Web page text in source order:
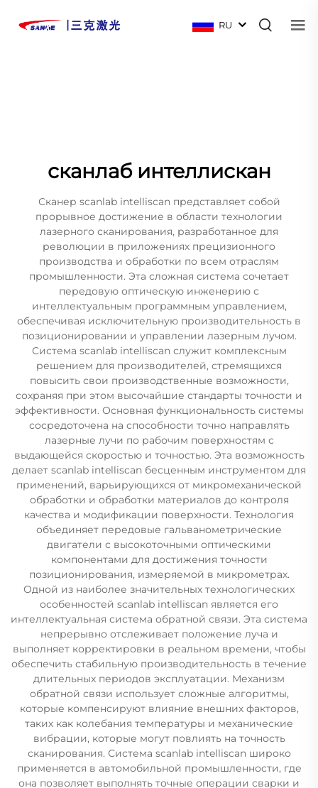
RU
сканлаб интеллискан
Сканер scanlab intelliscan представляет собой
прорывное достижение в области технологии
лазерного сканирования, разработанное для
революции в приложениях прецизионного
производства и обработки по всем отраслям
промышленности. Эта сложная система сочетает
передовую оптическую инженерию с
интеллектуальным программным управлением,
обеспечивая исключительную производительность в
позиционировании и управлении лазерным лучом.
Система scanlab intelliscan служит комплексным
решением для производителей, стремящихся
повысить свои производственные возможности,
сохраняя при этом высочайшие стандарты точности и
эффективности. Основная функциональность системы
сосредоточена на способности точно направлять
лазерные лучи по рабочим поверхностям с
выдающейся скоростью и точностью. Эта возможность
делает scanlab intelliscan бесценным инструментом для
применений, варьирующихся от микромеханической
обработки и обработки материалов до контроля
качества и модификации поверхности. Технология
объединяет передовые гальванометрические
двигатели с высокоточными оптическими
компонентами для достижения точности
позиционирования, измеряемой в микрометрах.
Одной из наиболее значительных технологических
особенностей scanlab intelliscan является его
интеллектуальная система обратной связи. Эта система
непрерывно отслеживает положение луча и
выполняет корректировки в реальном времени, чтобы
обеспечить стабильную производительность в течение
длительных периодов эксплуатации. Механизм
обратной связи использует сложные алгоритмы,
которые компенсируют влияние внешних факторов,
таких как колебания температуры и механические
вибрации, которые могут повлиять на точность
сканирования. Система scanlab intelliscan широко
применяется в автомобильной промышленности, где
она позволяет выполнять точные операции сварки и